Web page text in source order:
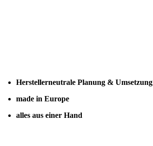
Herstellerneutrale Planung & Umsetzung
made in Europe
alles aus einer Hand